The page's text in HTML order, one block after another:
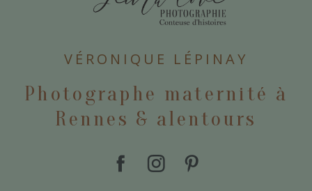
VÉRONIQUE LÉPINAY
Photographe maternité à
Rennes & alentours